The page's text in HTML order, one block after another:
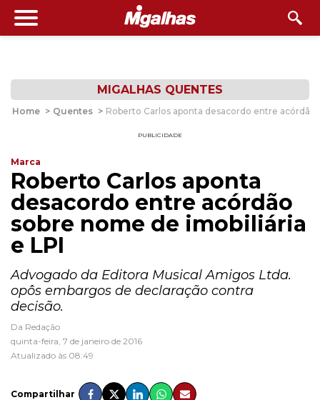
MIGALHAS QUENTES
Home > Quentes > Roberto Carlos aponta desacordo entre acórdão
PUBLICIDADE
Marca
Roberto Carlos aponta
desacordo entre acórdão
sobre nome de imobiliária
e LPI
Advogado da Editora Musical Amigos Ltda.
opôs embargos de declaração contra
decisão.
Da Redação
quinta-feira, 7 de janeiro de 2016
Atualizado às 08:49
Compartilhar